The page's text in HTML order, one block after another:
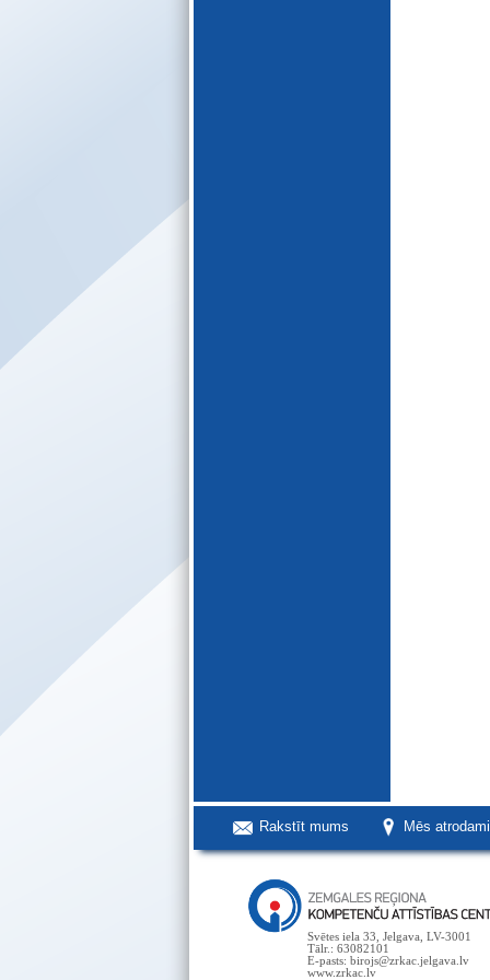
Rakstīt mums Mēs
Svētes iela 33, Jelgava, LV-3001
Tālr.: 63082101
E-pasts: birojs@zrkac.jelgava.lv
www.zrkac.lv